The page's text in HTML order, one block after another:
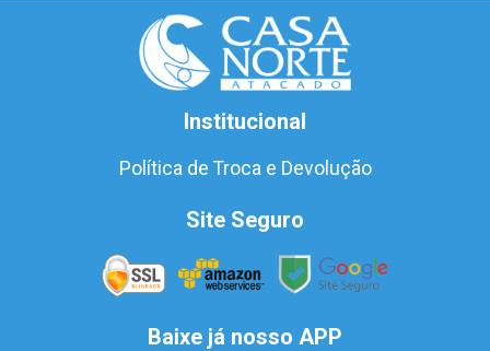
Institucional
Política de Troca e Devolução
Site Seguro
Baixe já nosso APP